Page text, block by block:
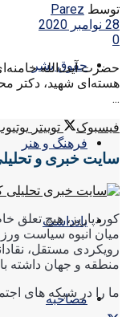
حقوق بشر
فرهنگ و هنر
یادداشت
مصاحبه
توسط Parez
28 نوامبر 2020
0
حضرت آیت‌الله
هسته‌ای شهید، دکتر
...
فیسبوک
توییتر
سایت خبری و
کوردپاریز، هیچ تعلق
میان انبوه سیاست
رویکردی مستقل،
منطقه و جهان داشته
ما را در شبکه های